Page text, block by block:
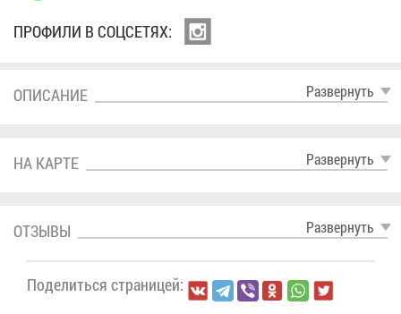
ПРО­ФИ­ЛИ В СОЦ­СЕ­ТЯХ:
Раз­вер­нуть
ОПИ­СА­НИЕ
Раз­вер­нуть
НА КАР­ТЕ
Раз­вер­нуть
ОТ­ЗЫ­ВЫ
По­де­лить­ся стра­ни­цей: